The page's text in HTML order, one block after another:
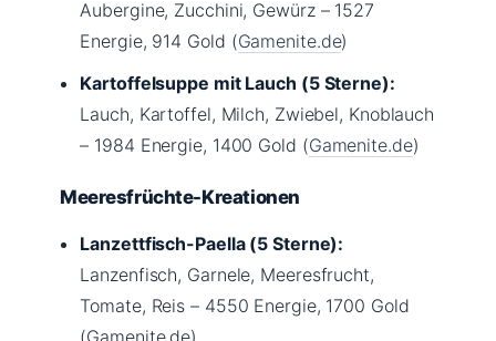
Aubergine, Zucchini, Gewürz – 1527
Energie, 914 Gold (Gamenite.de)
Kartoffelsuppe mit Lauch (5 Sterne):
Lauch, Kartoffel, Milch, Zwiebel, Knoblauch
– 1984 Energie, 1400 Gold (Gamenite.de)
Meeresfrüchte-Kreationen
Lanzettfisch-Paella (5 Sterne):
Lanzenfisch, Garnele, Meeresfrucht,
Tomate, Reis – 4550 Energie, 1700 Gold
(Gamenite.de)